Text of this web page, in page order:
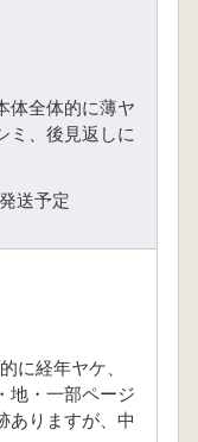
体全体的に薄ヤ
ミ、後見返しに
送予定
に経年ヤケ、
地・一部ページ
ありますが、中